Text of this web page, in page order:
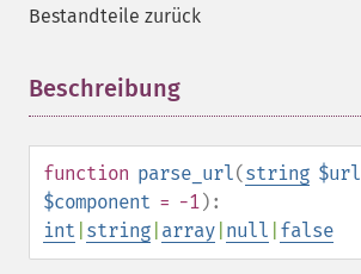
Bestandteile zurück
Beschreibung
function parse_url(string $url
$component = -1):
int string array null false